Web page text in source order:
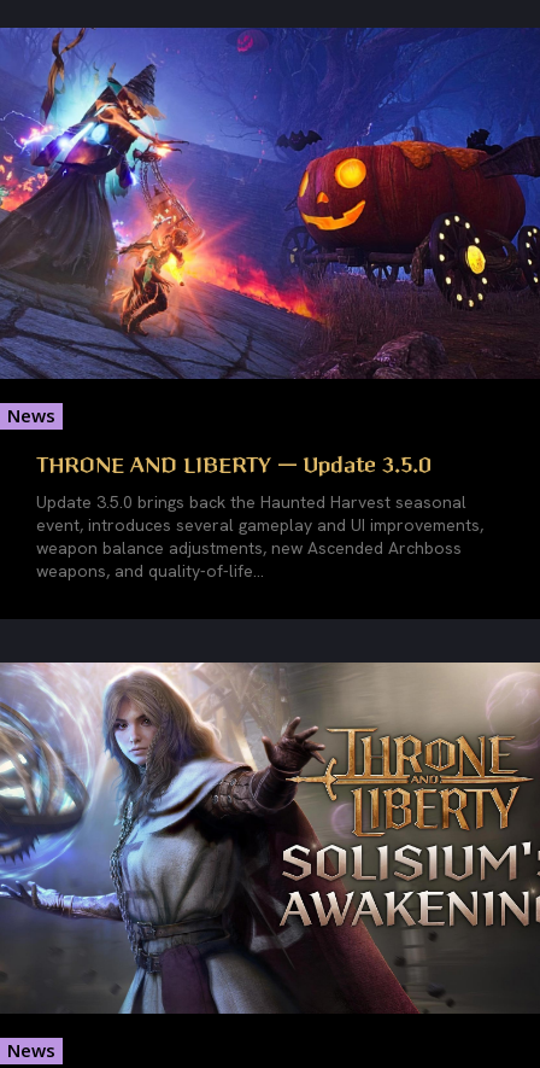
News
THRONE AND LIBERTY — Update 3.5.0
Update 3.5.0 brings back the Haunted Harvest seasonal
event, introduces several gameplay and UI improvements,
weapon balance adjustments, new Ascended Archboss
weapons, and quality-of-life...
News